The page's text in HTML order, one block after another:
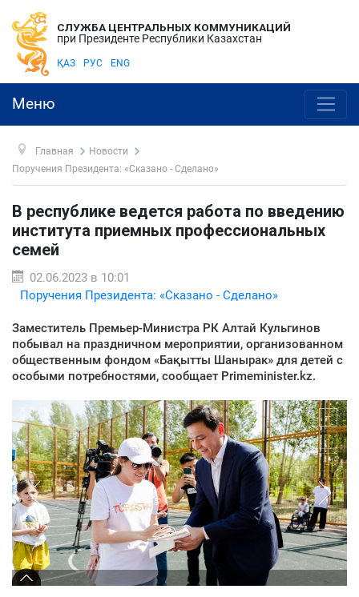
СЛУЖБА ЦЕНТРАЛЬНЫХ КОММУНИКАЦИЙ
при Президенте Республики Казахстан
ҚАЗ РУС ENG
Меню
Главная
Новости
Поручения Президента: «Сказано - Сделано»
В республике ведется работа по введению
института приемных профессиональных
семей
02.06.2023 в 10:01
Поручения Президента: «Сказано - Сделано»
Заместитель Премьер-Министра РК Алтай Кульгинов
побывал на праздничном мероприятии, организованном
общественным фондом «Бақытты Шанырак» для детей с
особыми потребностями, сообщает Primeminister.kz.